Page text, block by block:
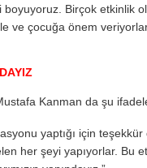
Birçok etkinlik
ve çocuğa önem
Kanman da şu
yaptığı için teşekkür
her şeyi yapıyorlar. Bu